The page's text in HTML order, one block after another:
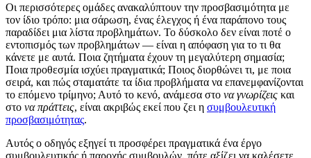
Οι περισσότερες ομάδες ανακαλύπτουν την προσβασιμότητα με
τον ίδιο τρόπο: μια σάρωση, ένας έλεγχος ή ένα παράπονο τους
παραδίδει μια λίστα προβλημάτων. Το δύσκολο δεν είναι ποτέ ο
εντοπισμός των προβλημάτων — είναι η απόφαση για το τι θα
κάνετε με αυτά. Ποια ζητήματα έχουν τη μεγαλύτερη σημασία;
Ποια προθεσμία ισχύει πραγματικά; Ποιος διορθώνει τι, με ποια
σειρά, και πώς σταματάτε τα ίδια προβλήματα να επανεμφανίζονται
το επόμενο τρίμηνο; Αυτό το κενό, ανάμεσα στο να γνωρίζεις και
στο να πράττεις, είναι ακριβώς εκεί που ζει η συμβουλευτική
προσβασιμότητας.
Αυτός ο οδηγός εξηγεί τι προσφέρει πραγματικά ένα έργο
συμβουλευτικής ή παροχής συμβουλών, πότε αξίζει να καλέσετε